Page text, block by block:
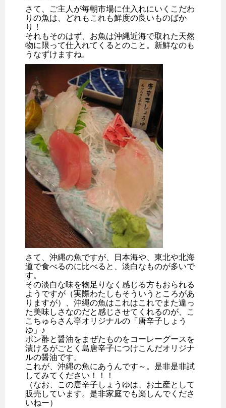
さて、ご主人が毎朝市場に仕入れにいくこだわ
りの魚は、どれもこれも鮮度の良いものばか
り！
それもそのはず、お魚は沖縄近海で取れた天然
物に限って仕入れてくるとのこと。新鮮なのも
うなずけますね。
さて、沖縄の魚ですが、日本海や、東北や北海
道で食べるのに比べると、淡白なものが多いで
す。
その淡白な味を物足りなく感じる方もおられる
ようですが（実際わたしもそういうところがあ
りますが）、沖縄の魚はこれはこれでまた違っ
た美味しさなのだと感じさせてくれるのが、こ
こちゅらさん亭オリジナルの「唐辛子しょう
ゆ」♪
ポン酢と醤油をまぜたものをコーレーグースを
漬けるがごとく島唐辛子につけこんだオリジナ
ルの醤油です。
これが、沖縄の魚にあうんです～。是非是非試
してみてください！！！
（なお、この唐辛子しょうゆは、お土産として
販売しています。是非家庭でも楽しんでくださ
いねー）